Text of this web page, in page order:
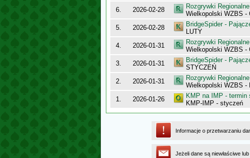
6. 2026-02-28
Rozgrywki
Wielkopolski WZBS -
5. 2026-02-28
BridgeSpider -
LUTY
4. 2026-01-31
Rozgrywki
Wielkopolski WZBS -
3. 2026-01-31
BridgeSpider -
STYCZEŃ
2. 2026-01-31
Rozgrywki
Wielkopolski WZBS -
1. 2026-01-26
KMP na IMP - termin
KMP-IMP - styczeń
Informacje o przetwarzaniu
Jeżeli dane są niewłaściwe lub